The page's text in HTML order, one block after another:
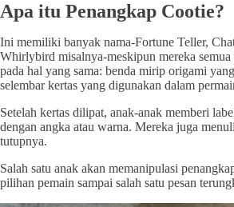
Apa itu Penangkap Cootie?
Ini memiliki banyak nama-Fortune Teller,
Whirlybird misalnya-meskipun mereka semua
pada hal yang sama: benda mirip origami
selembar kertas yang digunakan dalam
Setelah kertas dilipat, anak-anak memberi
dengan angka atau warna. Mereka juga
tutupnya.
Salah satu anak akan memanipulasi
pilihan pemain sampai salah satu pesan